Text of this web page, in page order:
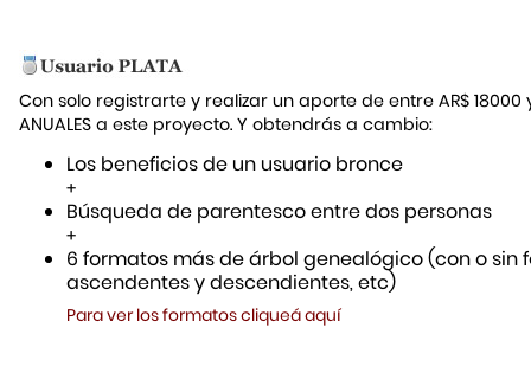
Con solo registrarte y realizar un aporte de entre AR$ 18000
ANUALES a este proyecto. Y obtendrás a cambio:
Los beneficios de un usuario bronce
+
Búsqueda de parentesco entre dos personas
+
6 formatos más de árbol genealógico (con o sin
ascendentes y descendientes, etc)
Para ver los formatos cliqueá aquí